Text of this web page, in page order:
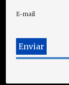
E-mail